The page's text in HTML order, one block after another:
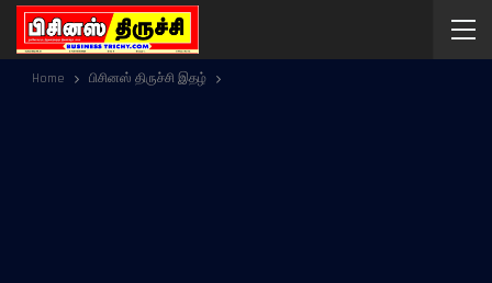
Home பிசினஸ் திருச்சி இதழ்